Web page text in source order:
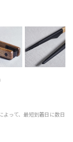
って、最短到着日に数日